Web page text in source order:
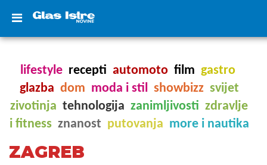
lifestyle recepti automoto film gastro
glazba dom moda i stil showbizz svijet
zivotinja tehnologija zanimljivosti zdravlje
i fitness znanost putovanja more i nautika
ZAGREB